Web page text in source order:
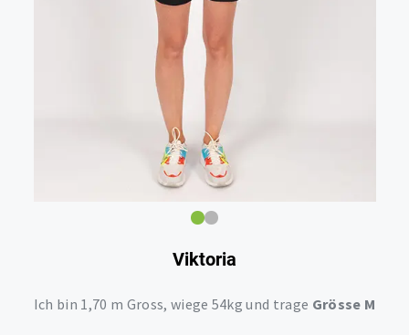
Viktoria
Ich bin 1,70 m Gross, wiege 54kg und trage Grösse M